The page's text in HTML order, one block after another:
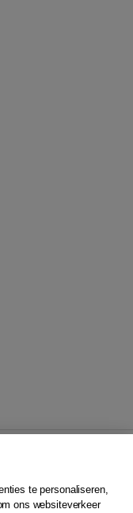
te personaliseren,
ons websiteverkeer